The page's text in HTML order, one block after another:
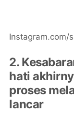
Instagram.com/
2.
hati
proses
lancar